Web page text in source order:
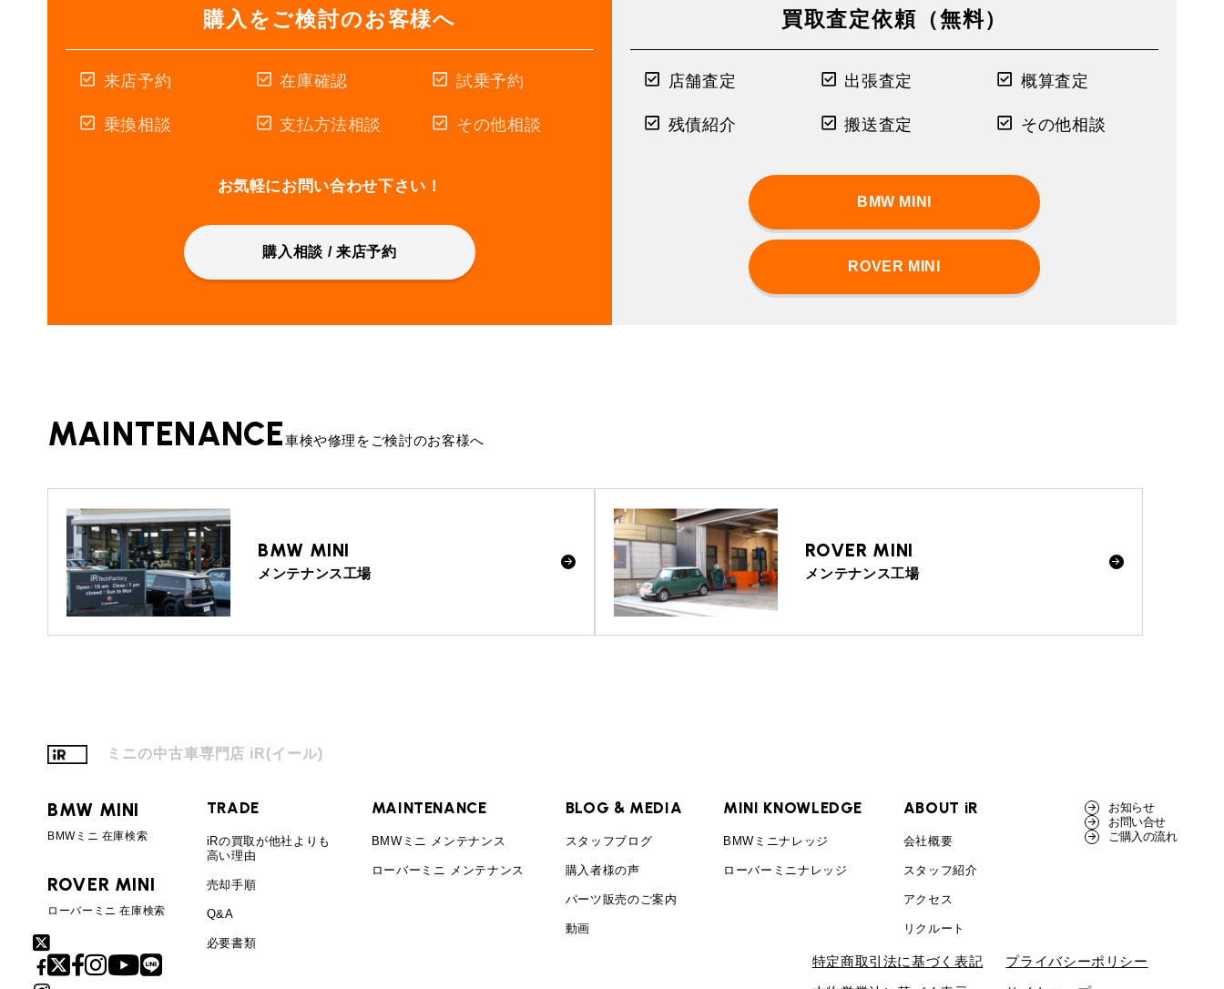
購入をご検討のお客様へ
来店予約 在庫確認 試乗予約
乗換相談 支払方法相談 その他相談
お気軽にお問い合わせ下さい！
購入相談 / 来店予約
買取査定依頼（無料）
店舗査定 出張査定 概算査定
残債紹介 搬送査定 その他相談
BMW MINI
ROVER MINI
MAINTENANCE車検や修理をご検討のお客様へ
BMW MINI
メンテナンス工場
ROVER MINI
メンテナンス工場
ミニの中古車専門店 iR(イール)
BMW MINI
BMWミニ 在庫検索
ROVER MINI
ローバーミニ 在庫検索
TRADE
iRの買取が他社よりも
高い理由
売却手順
Q&A
必要書類
MAINTENANCE
BMWミニ メンテナンス
ローバーミニ メンテナンス
BLOG & MEDIA
スタッフブログ
購入者様の声
パーツ販売のご案内
動画
MINI KNOWLEDGE
BMWミニナレッジ
ローバーミニナレッジ
ABOUT iR
会社概要
スタッフ紹介
アクセス
リクルート
お知らせ
お問い合せ
ご購入の流れ
特定商取引法に基づく表記 プライバシーポリシー